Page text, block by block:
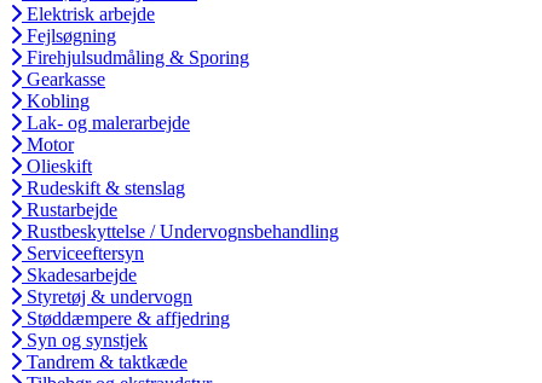
Elektrisk arbejde
Fejlsøgning
Firehjulsudmåling & Sporing
Gearkasse
Kobling
Lak- og malerarbejde
Motor
Olieskift
Rudeskift & stenslag
Rustarbejde
Rustbeskyttelse / Undervognsbehandling
Serviceeftersyn
Skadesarbejde
Styretøj & undervogn
Støddæmpere & affjedring
Syn og synstjek
Tandrem & taktkæde